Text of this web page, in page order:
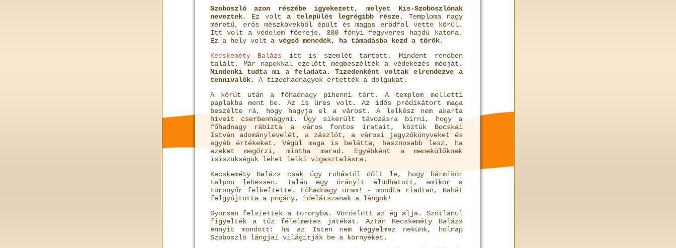
Szoboszló azon részébe igyekezett, melyet Kis-Szoboszlónak
neveztek. Ez volt a település legrégibb része. Temploma nagy
méretű, erős mészkövekből épült és magas erődfal vette körül.
Itt volt a védelem főereje, 300 főnyi fegyveres hajdú katona.
Ez a hely volt a végső menedék, ha támadásba kezd a török.
Kecskeméty Balázs
itt is szemlét tartott. Mindent rendben
talált. Már napokkal ezelőtt megbeszélték a védekezés módját.
Mindenki tudta mi a feladata. Tizedenként voltak elrendezve a
tennivalók. A tizedhadnagyok értették a dolgukat.
A körút után a főhadnagy pihenni tért. A templom melletti
paplakba ment be. Az is üres volt. Az idős prédikátort maga
beszélte rá, hogy hagyja el a várost. A lelkész nem akarta
híveit cserbenhagyni. Úgy sikerült távozásra bírni, hogy a
főhadnagy rábízta a város fontos iratait, köztük Bocskai
István adománylevelét, a zászlót, a városi jegyzőkönyveket és
egyéb értékeket. Végül maga is belátta, hasznosabb lesz, ha
ezeket megőrzi, mintha marad. Egyébként a menekülőknek
isiszükségük lehet lelki vigasztalásra.
Kecskeméty Balázs csak úgy ruhástól dőlt le, hogy bármikor
talpon lehessen. Talán egy órányit aludhatott, amikor a
toronyőr felkeltette. Főhadnagy uram! - mondta riadtan, Kabát
felgyújtotta a pogány, idelátszanak a lángok!
Gyorsan felsiettek a toronyba. Vöröslött az ég alja. Szótlanul
figyelték a tűz félelmetes játékát. Aztán Kecskeméty Balázs
ennyit mondott: ha az Isten nem kegyelmez nekünk, holnap
Szoboszló lángjai világítják be a környéket.